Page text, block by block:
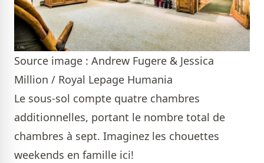
Source image : Andrew Fugere & Jessica
Million / Royal Lepage Humania
Le sous-sol compte quatre chambres
additionnelles, portant le nombre total de
chambres à sept. Imaginez les chouettes
weekends en famille ici!